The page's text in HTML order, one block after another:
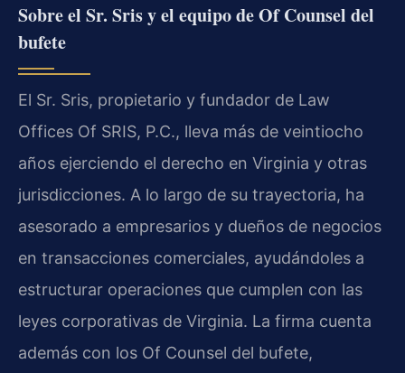
Sobre el Sr. Sris y el equipo de Of Counsel del
bufete
El Sr. Sris, propietario y fundador de Law
Offices Of SRIS, P.C., lleva más de veintiocho
años ejerciendo el derecho en Virginia y otras
jurisdicciones. A lo largo de su trayectoria, ha
asesorado a empresarios y dueños de negocios
en transacciones comerciales, ayudándoles a
estructurar operaciones que cumplen con las
leyes corporativas de Virginia. La firma cuenta
además con los Of Counsel del bufete,